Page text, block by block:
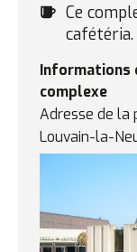
Cafétéria
Ce
cafétéria.
Informations
complexe
Adresse de la
Louvain-la-